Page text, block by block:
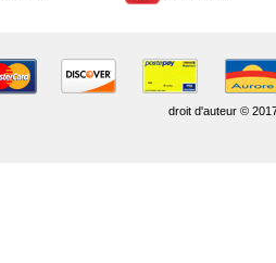
droit d'auteur ©